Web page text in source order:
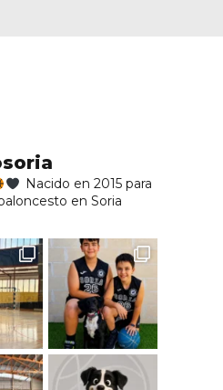
Nacido en 2015 para
en Soria